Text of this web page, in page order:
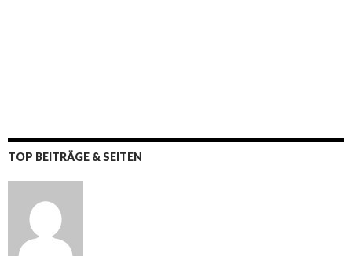
TOP BEITRÄGE & SEITEN